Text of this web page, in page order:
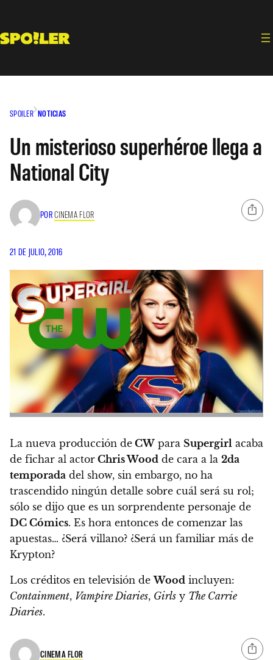
contenido
SPOILER NOTICIAS
Un misterioso superhéroe llega a
National City
PORCINEMA FLOR
21 DE JULIO, 2016
La nueva producción de CW para Supergirl acaba
de fichar al actor Chris Wood de cara a la 2da
temporada del show, sin embargo, no ha
trascendido ningún detalle sobre cuál será su rol;
sólo se dijo que es un sorprendente personaje de
DC Cómics. Es hora entonces de comenzar las
apuestas… ¿Será villano? ¿Será un familiar más de
Krypton?
Los créditos en televisión deWood incluyen:
Containment, Vampire Diaries, Girls y The Carrie
Diaries.
CINEMA FLOR